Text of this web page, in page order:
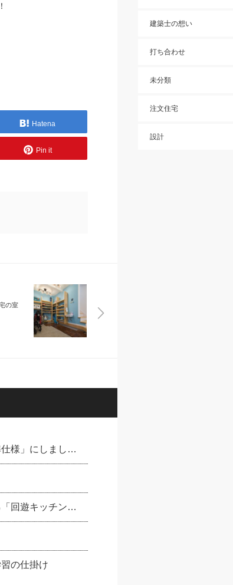
！
Hatena
Pin it
の室
仕様」にしまし…
「回遊キッチン…
の仕掛け
建築士の想い
打ち合わせ
未分類
注文住宅
設計